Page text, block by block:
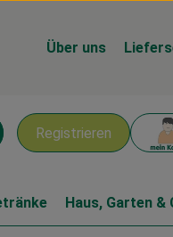
Über uns
Registrieren
Haus, Garten &